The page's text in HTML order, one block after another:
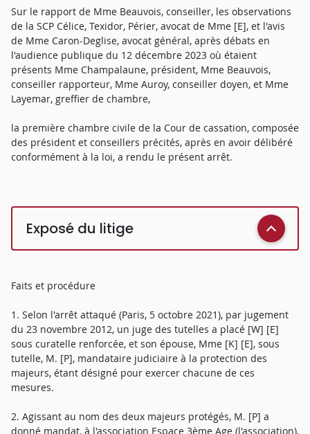
Sur le rapport de Mme Beauvois, conseiller, les observations
de la SCP Célice, Texidor, Périer, avocat de Mme [E], et l'avis
de Mme Caron-Deglise, avocat général, après débats en
l'audience publique du 12 décembre 2023 où étaient
présents Mme Champalaune, président, Mme Beauvois,
conseiller rapporteur, Mme Auroy, conseiller doyen, et Mme
Layemar, greffier de chambre,
la première chambre civile de la Cour de cassation, composée
des président et conseillers précités, après en avoir délibéré
conformément à la loi, a rendu le présent arrêt.
Exposé du litige
Faits et procédure
1. Selon l'arrêt attaqué (Paris, 5 octobre 2021), par jugement
du 23 novembre 2012, un juge des tutelles a placé [W] [E]
sous curatelle renforcée, et son épouse, Mme [K] [E], sous
tutelle, M. [P], mandataire judiciaire à la protection des
majeurs, étant désigné pour exercer chacune de ces
mesures.
2. Agissant au nom des deux majeurs protégés, M. [P] a
donné mandat, à l'association Espace 3ème Age (l'association),